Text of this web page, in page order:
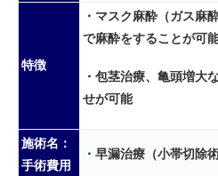
特徴
・マスク麻酔（ガス麻
で麻酔をすることが可
・包茎治療、亀頭増大
せが可能
施術名：
手術費用
・早漏治療（小帯切除